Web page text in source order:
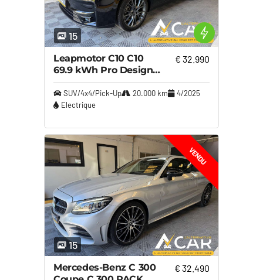
15
Leapmotor C10 C10
69.9 kWh Pro Design
Design – GARANTIE
LEAPMOTOR
€ 32.990
SUV/4x4/Pick-Up 20.000 km
4/2025
Electrique
VENDU
15
Mercedes-Benz C 300
€ 32.490